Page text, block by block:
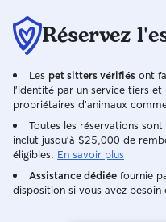
Réservez
Les pet sitters vérifiés ont
l'identité par un service tiers et
propriétaires d'animaux
Toutes les réservations
inclut jusqu'à $25,000 de
éligibles. En savoir plus
Assistance dédiée fournie
disposition si vous avez besoin